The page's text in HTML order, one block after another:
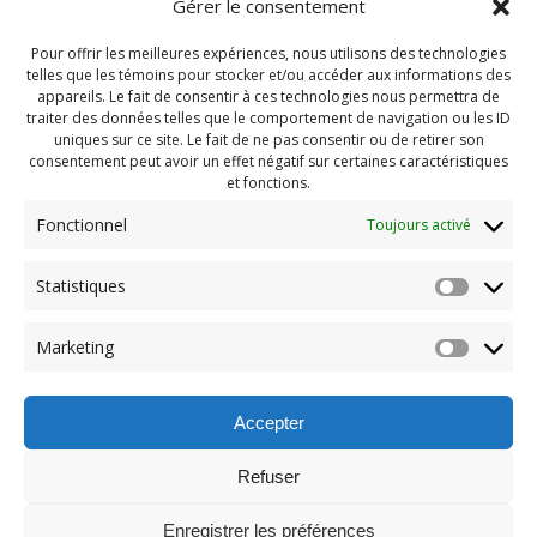
Gérer le consentement
Pour offrir les meilleures expériences, nous utilisons des technologies
telles que les témoins pour stocker et/ou accéder aux informations des
appareils. Le fait de consentir à ces technologies nous permettra de
traiter des données telles que le comportement de navigation ou les ID
uniques sur ce site. Le fait de ne pas consentir ou de retirer son
consentement peut avoir un effet négatif sur certaines caractéristiques
et fonctions.
Fonctionnel Toujours activé
Statistiques
Marketing
Accepter
Refuser
Enregistrer les préférences
Navigation
de
l'article
Previous
Journal #95